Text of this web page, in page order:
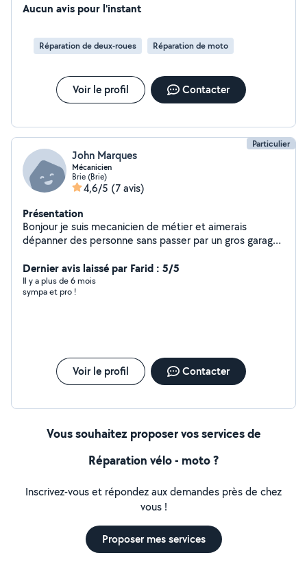
Aucun avis pour l'instant
Réparation de deux-roues Réparation de moto
Voir le profil Contacter
Particulier
John Marques
Mécanicien
Brie (Brie)
4,6/5 (7 avis)
Présentation
Bonjour je suis mecanicien de métier et aimerais
dépanner des personne sans passer par un gros garage
pas je suis a votre écoute. Cordialement
Dernier avis laissé par Farid : 5/5
Il y a plus de 6 mois
sympa et pro !
Voir le profil Contacter
Vous souhaitez proposer vos services de
Réparation vélo - moto ?
Inscrivez-vous et répondez aux demandes près de chez
vous !
Proposer mes services